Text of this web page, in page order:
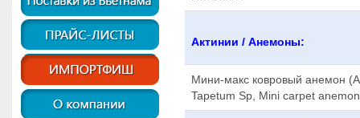
Актинии / Анемоны:
Мини-макс ковровый анемон
Tapetum Sp, Mini carpet